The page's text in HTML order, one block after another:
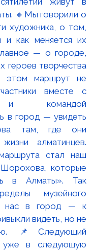
🔸Мы говорили о
художника, о том,
и как меняется их
— о городе,
героев творчества
маршрут не
вместе с
и командой
в город — увидеть
там, где они
алматинцев.
стал наш
которые
в Алматы». Так
музейного
нас в город — к
видеть, но не
📌Следующий
уже в следующую